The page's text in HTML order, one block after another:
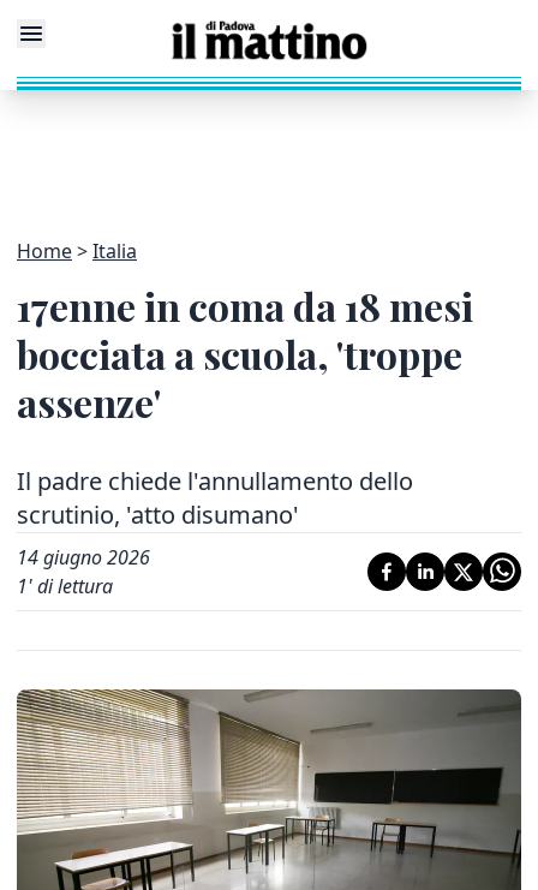
Home Italia
17enne in coma da 18 mesi
bocciata a scuola, 'troppe
assenze'
Il padre chiede l'annullamento dello
scrutinio, 'atto disumano'
14 giugno 2026
1' di lettura